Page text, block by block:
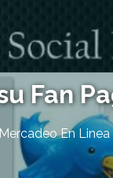
Fan
Mercadeo En Linea